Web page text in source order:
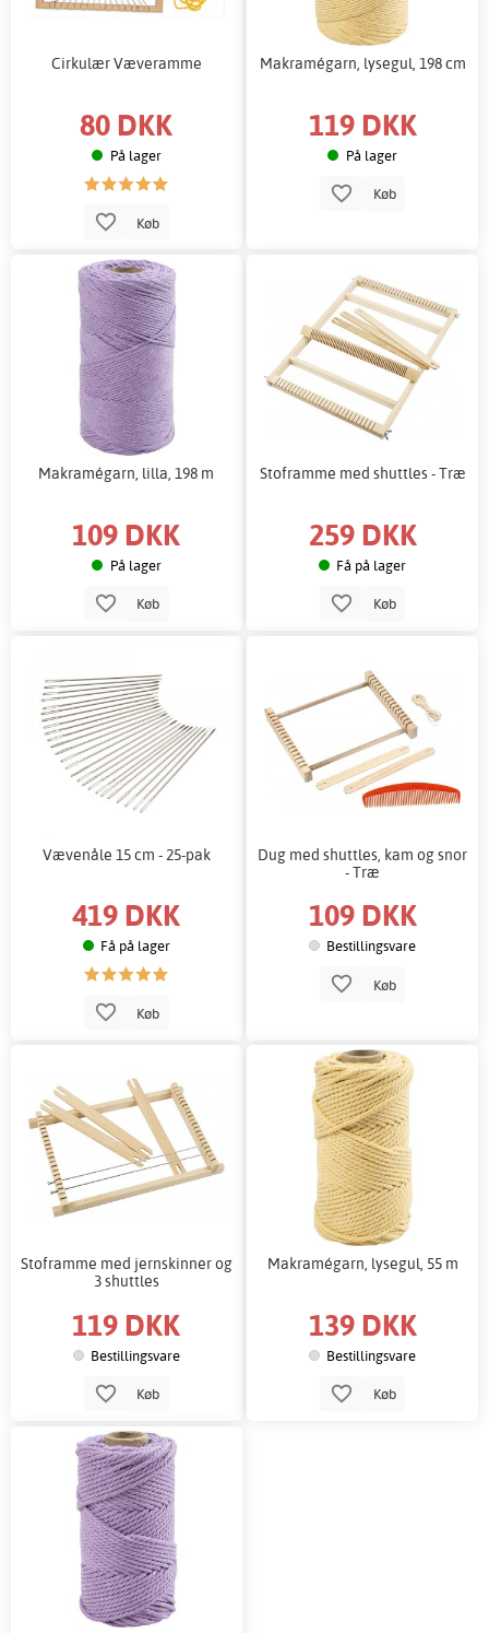
Cirkulær Væveramme
80 DKK
På lager
Køb
Makramégarn, lysegul, 198 cm
119 DKK
På lager
Køb
Makramégarn, lilla, 198 m
109 DKK
På lager
Køb
Stoframme med shuttles - Træ
259 DKK
Få på lager
Køb
Vævenåle 15 cm - 25-pak
419 DKK
Få på lager
Køb
Dug med shuttles, kam og snor
- Træ
109 DKK
Bestillingsvare
Køb
Stoframme med jernskinner og
3 shuttles
119 DKK
Bestillingsvare
Køb
Makramégarn, lysegul, 55 m
139 DKK
Bestillingsvare
Køb